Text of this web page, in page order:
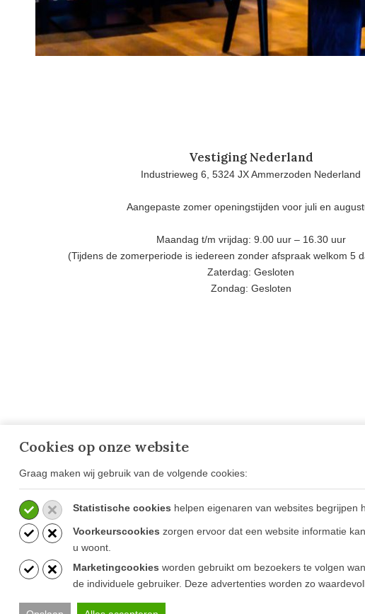
Cookies op onze website
Graag maken wij gebruik van de volgende cookies:
Statistische cookies helpen eigenaren van websites begrijpen
Voorkeurscookies zorgen ervoor dat een website informatie
u woont.
Marketingcookies worden gebruikt om bezoekers te volgen
de individuele gebruiker. Deze advertenties worden zo
Vestiging Nederland
Industrieweg 6, 5324 JX Ammerzoden Nederland
Aangepaste zomer openingstijden voor juli en
Maandag t/m vrijdag: 9.00 uur – 16.30 uur
(Tijdens de zomerperiode is iedereen zonder afspraak welkom 5
Zaterdag: Gesloten
Zondag: Gesloten
OVER GOESTEN & GOESTEN
Over Ons
Projecten
Blog
Vacatures
CONTACT
Ammerzoden (NL)